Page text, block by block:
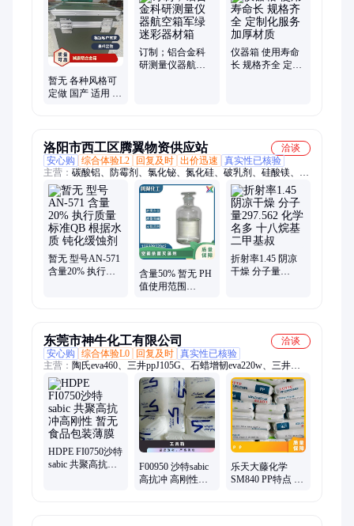
材箱、指挥作业箱、侦查作业箱、勘测仪器包装箱、仪器仪表
箱、乐器包装箱、舞台道具箱、服装道具箱、运输储备箱、通讯
设备箱、五金工具箱、铝合金航空箱、产品展示箱、物资器材箱
暂无 各种风格可
定做 国产 适用 仪
订制；铝合金科
研测量仪器航空
仪器箱 使用寿命
长 规格齐全 定制
洛阳市西工区腾翼物资供应站
洽谈
安心购
综合体验L2 回复及时 出价迅速
真实性已核验
主营： 碳酸铝、防霉剂、氯化铋、氮化硅、破乳剂、硅酸镁、磷
酸铝、化学试剂、抗静电剂、乙酸乙酯、氢氧化镁、焦磷酸钠、
干燥通风、次磷酸镁、氯化氢乙醇、氯化氢甲醇、聚丙烯酸钾、
闪点提高剂、柴油降凝剂、硫代硫酸铵、聚丙烯酰胺、多聚磷酸
钠、25公斤纸板桶、硫代乙醇酸钠、高分子絮凝剂
暂无 型号AN-571
含量20% 执行质
含量50% 暂无 PH
值使用范围
折射率1.45 阴凉
干燥 分子量
东莞市神牛化工有限公司
洽谈
安心购
综合体验L0 回复及时 真实性已核验
主营： 陶氏eva460、三井ppJ105G、石蜡增韧eva220w、三井
eva260、热熔级eva250、普瑞曼ppj105g
HDPE FI0750沙特
sabic 共聚高抗冲
F00950 沙特sabic
高抗冲 高刚性
乐天大藤化学
SM840 PP特点 图